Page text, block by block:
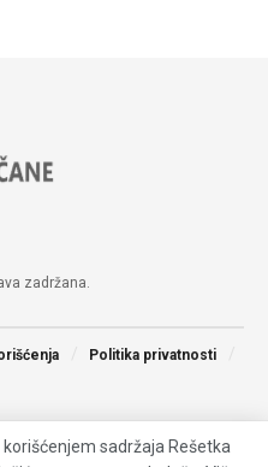
zadržana.
Politika privatnosti
sadržaja Rešetka